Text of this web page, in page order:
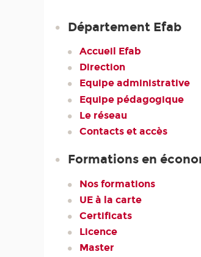
Département Efab
Accueil Efab
Direction
Equipe administrative
Equipe pédagogique
Le réseau
Contacts et accès
Formations en
Nos formations
UE à la carte
Certificats
Licence
Master